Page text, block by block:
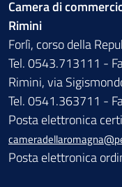
Camera di
Rimini
Forlì, corso della
Tel. 0543.713111 -
Rimini, via
Tel. 0541.363711 -
Posta elettronica
Posta elettronica